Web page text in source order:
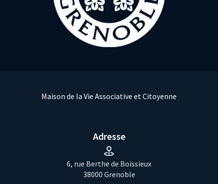
Maison de la Vie Associative et Citoyenne
Adresse
6, rue Berthe de Boissieux
38000 Grenoble